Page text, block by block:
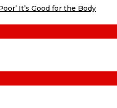
It’s Good for the Body